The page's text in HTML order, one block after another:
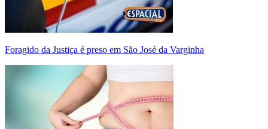
Foragido da Justiça é preso em São José da Varginha